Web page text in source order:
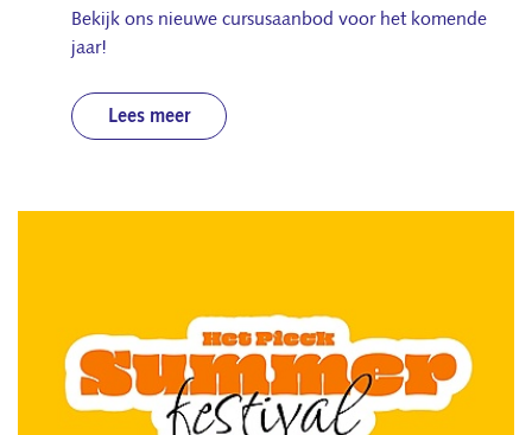
Bekijk ons nieuwe cursusaanbod voor het komende
jaar!
Lees meer